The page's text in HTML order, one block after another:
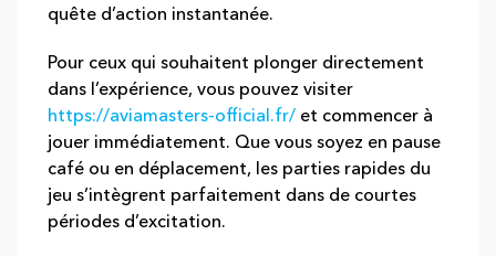
quête d’action instantanée.
Pour ceux qui souhaitent plonger directement
dans l’expérience, vous pouvez visiter
https://aviamasters-official.fr/ et commencer à
jouer immédiatement. Que vous soyez en pause
café ou en déplacement, les parties rapides du
jeu s’intègrent parfaitement dans de courtes
périodes d’excitation.